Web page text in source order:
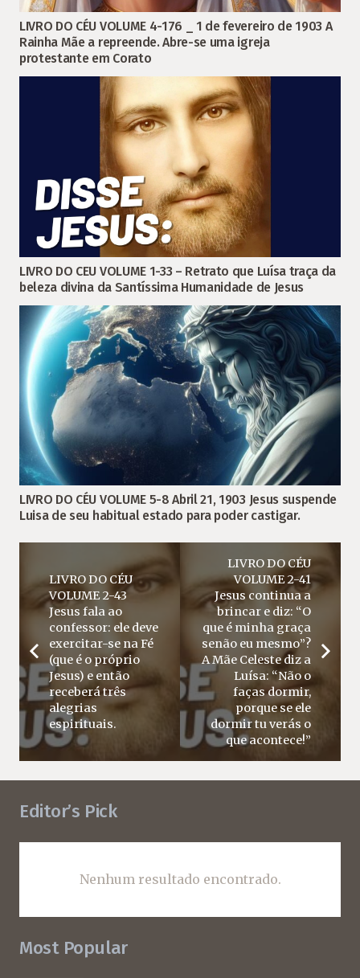
LIVRO DO CÉU VOLUME 4-176 _ 1 de fevereiro de 1903 A
Rainha Mãe a repreende. Abre-se uma igreja
protestante em Corato
LIVRO DO CEU VOLUME 1-33 – Retrato que Luísa traça da
beleza divina da Santíssima Humanidade de Jesus
LIVRO DO CÉU VOLUME 5-8 Abril 21, 1903 Jesus suspende
Luisa de seu habitual estado para poder castigar.
LIVRO DO CÉU
VOLUME 2-43
Jesus fala ao
confessor: ele deve
exercitar-se na Fé
(que é o próprio
Jesus) e então
receberá três
alegrias
espirituais.
LIVRO DO CÉU
VOLUME 2-41
Jesus continua a
brincar e diz: “O
que é minha graça
senão eu mesmo”?
A Mãe Celeste diz a
Luísa: “Não o
faças dormir,
porque se ele
dormir tu verás o
que acontece!”
Editor’s Pick
Nenhum resultado encontrado.
Most Popular